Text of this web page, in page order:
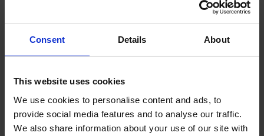
Consent Details About
This website uses cookies
We use cookies to personalise content and ads, to
provide social media features and to analyse our traffic.
We also share information about your use of our site with
05.03Graszodenmonsterboor - klein 5 cm
05.10Graszodenmonsterboor - groot 10 cm
Specificaties